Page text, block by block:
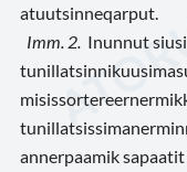
atuutsinneqarput.
Imm. 2. Inunnut
annerpaamik